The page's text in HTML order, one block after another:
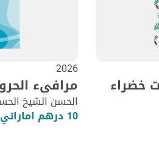
خضراء
2026
مرافيء
الحسن الشيخ
10 درهم اماراتي